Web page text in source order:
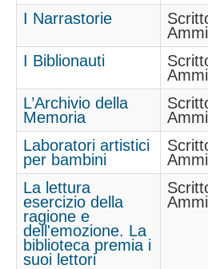
Modulistica
Inviti alla
I Narrastorie
I Biblionauti
L’Archivio della
Memoria
Laboratori artistici
per bambini
La lettura
esercizio della
ragione e
dell'emozione. La
biblioteca premia i
suoi lettori